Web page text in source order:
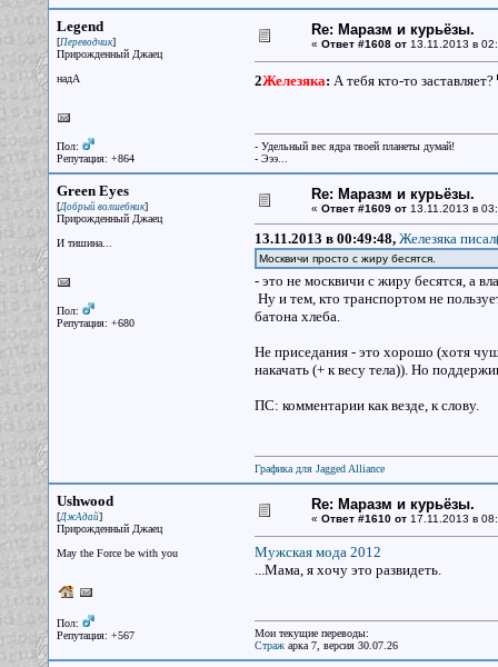
Legend
[Переводчик]
Прирожденный Джаец
надА
Пол:
Репутация: +864
Re: Маразм и курьёзы.
« Ответ #1608 от13.11.2013 в
2Железяка: А тебя кто-то заставляет?
- Удельный вес ядра твоей планеты думай!
- Эээ...
Green Eyes
[Добрый волшебник]
Прирожденный Джаец
И тишина...
Пол:
Репутация: +680
Re: Маразм и курьёзы.
« Ответ #1609 от13.11.2013 в
13.11.2013 в 00:49:48, Железяка
Москвичи просто с жиру бесятся.
- это не москвичи с жиру бесятся, а
Ну и тем, кто транспортом не
батона хлеба.
Не приседания - это хорошо (хотя
накачать (+ к весу тела)). Но
ПС: комментарии как везде, к слову.
Графика для Jagged Alliance
Ushwood
[ДжАдай]
Прирожденный Джаец
May the Force be with you
Пол:
Репутация: +567
Re: Маразм и курьёзы.
« Ответ #1610 от17.11.2013 в
Мужская мода 2012
...Мама, я хочу это развидеть.
Мои текущие переводы:
Стражарка 7, версия 30.07.26